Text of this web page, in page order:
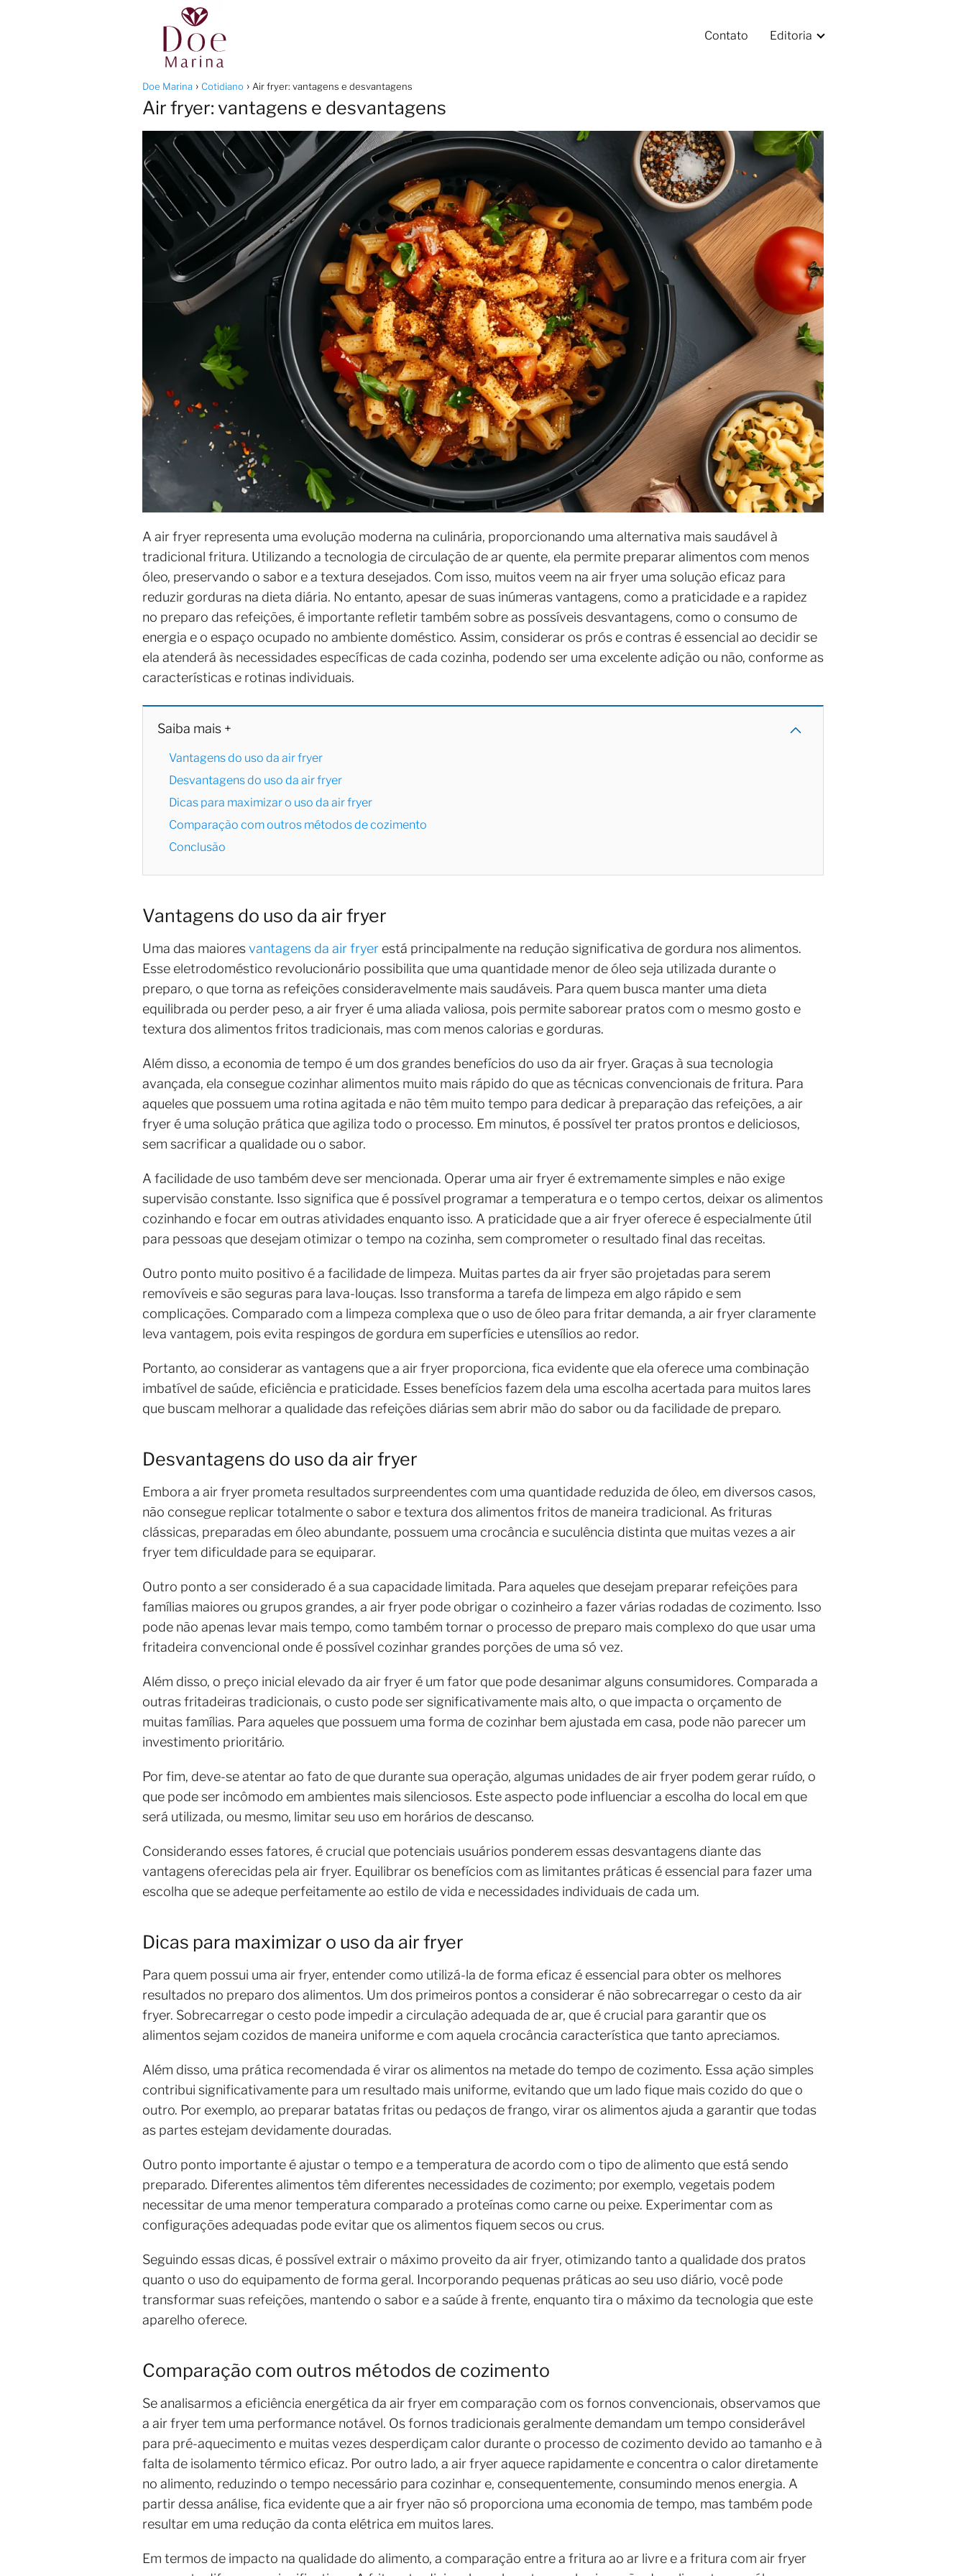
Contato Editoria
Doe Marina Cotidiano Air fryer: vantagens e desvantagens
Air fryer: vantagens e desvantagens
A air fryer representa uma evolução moderna na culinária, proporcionando uma alternativa mais saudável à
tradicional fritura. Utilizando a tecnologia de circulação de ar quente, ela permite preparar alimentos com menos
óleo, preservando o sabor e a textura desejados. Com isso, muitos veem na air fryer uma solução eficaz para
reduzir gorduras na dieta diária. No entanto, apesar de suas inúmeras vantagens, como a praticidade e a rapidez
no preparo das refeições, é importante refletir também sobre as possíveis desvantagens, como o consumo de
energia e o espaço ocupado no ambiente doméstico. Assim, considerar os prós e contras é essencial ao decidir se
ela atenderá às necessidades específicas de cada cozinha, podendo ser uma excelente adição ou não, conforme as
características e rotinas individuais.
Saiba mais +
Vantagens do uso da air fryer
Desvantagens do uso da air fryer
Dicas para maximizar o uso da air fryer
Comparação com outros métodos de cozimento
Conclusão
Vantagens do uso da air fryer
Uma das maioresvantagens da air fryer está principalmente na redução significativa de gordura nos alimentos.
Esse eletrodoméstico revolucionário possibilita que uma quantidade menor de óleo seja utilizada durante o
preparo, o que torna as refeições consideravelmente mais saudáveis. Para quem busca manter uma dieta
equilibrada ou perder peso, a air fryer é uma aliada valiosa, pois permite saborear pratos com o mesmo gosto e
textura dos alimentos fritos tradicionais, mas com menos calorias e gorduras.
Além disso, a economia de tempo é um dos grandes benefícios do uso da air fryer. Graças à sua tecnologia
avançada, ela consegue cozinhar alimentos muito mais rápido do que as técnicas convencionais de fritura. Para
aqueles que possuem uma rotina agitada e não têm muito tempo para dedicar à preparação das refeições, a air
fryer é uma solução prática que agiliza todo o processo. Em minutos, é possível ter pratos prontos e deliciosos,
sem sacrificar a qualidade ou o sabor.
A facilidade de uso também deve ser mencionada. Operar uma air fryer é extremamente simples e não exige
supervisão constante. Isso significa que é possível programar a temperatura e o tempo certos, deixar os alimentos
cozinhando e focar em outras atividades enquanto isso. A praticidade que a air fryer oferece é especialmente útil
para pessoas que desejam otimizar o tempo na cozinha, sem comprometer o resultado final das receitas.
Outro ponto muito positivo é a facilidade de limpeza. Muitas partes da air fryer são projetadas para serem
removíveis e são seguras para lava-louças. Isso transforma a tarefa de limpeza em algo rápido e sem
complicações. Comparado com a limpeza complexa que o uso de óleo para fritar demanda, a air fryer claramente
leva vantagem, pois evita respingos de gordura em superfícies e utensílios ao redor.
Portanto, ao considerar as vantagens que a air fryer proporciona, fica evidente que ela oferece uma combinação
imbatível de saúde, eficiência e praticidade. Esses benefícios fazem dela uma escolha acertada para muitos lares
que buscam melhorar a qualidade das refeições diárias sem abrir mão do sabor ou da facilidade de preparo.
Desvantagens do uso da air fryer
Embora a air fryer prometa resultados surpreendentes com uma quantidade reduzida de óleo, em diversos casos,
não consegue replicar totalmente o sabor e textura dos alimentos fritos de maneira tradicional. As frituras
clássicas, preparadas em óleo abundante, possuem uma crocância e suculência distinta que muitas vezes a air
fryer tem dificuldade para se equiparar.
Outro ponto a ser considerado é a sua capacidade limitada. Para aqueles que desejam preparar refeições para
famílias maiores ou grupos grandes, a air fryer pode obrigar o cozinheiro a fazer várias rodadas de cozimento. Isso
pode não apenas levar mais tempo, como também tornar o processo de preparo mais complexo do que usar uma
fritadeira convencional onde é possível cozinhar grandes porções de uma só vez.
Além disso, o preço inicial elevado da air fryer é um fator que pode desanimar alguns consumidores. Comparada a
outras fritadeiras tradicionais, o custo pode ser significativamente mais alto, o que impacta o orçamento de
muitas famílias. Para aqueles que possuem uma forma de cozinhar bem ajustada em casa, pode não parecer um
investimento prioritário.
Por fim, deve-se atentar ao fato de que durante sua operação, algumas unidades de air fryer podem gerar ruído, o
que pode ser incômodo em ambientes mais silenciosos. Este aspecto pode influenciar a escolha do local em que
será utilizada, ou mesmo, limitar seu uso em horários de descanso.
Considerando esses fatores, é crucial que potenciais usuários ponderem essas desvantagens diante das
vantagens oferecidas pela air fryer. Equilibrar os benefícios com as limitantes práticas é essencial para fazer uma
escolha que se adeque perfeitamente ao estilo de vida e necessidades individuais de cada um.
Dicas para maximizar o uso da air fryer
Para quem possui uma air fryer, entender como utilizá-la de forma eficaz é essencial para obter os melhores
resultados no preparo dos alimentos. Um dos primeiros pontos a considerar é não sobrecarregar o cesto da air
fryer. Sobrecarregar o cesto pode impedir a circulação adequada de ar, que é crucial para garantir que os
alimentos sejam cozidos de maneira uniforme e com aquela crocância característica que tanto apreciamos.
Além disso, uma prática recomendada é virar os alimentos na metade do tempo de cozimento. Essa ação simples
contribui significativamente para um resultado mais uniforme, evitando que um lado fique mais cozido do que o
outro. Por exemplo, ao preparar batatas fritas ou pedaços de frango, virar os alimentos ajuda a garantir que todas
as partes estejam devidamente douradas.
Outro ponto importante é ajustar o tempo e a temperatura de acordo com o tipo de alimento que está sendo
preparado. Diferentes alimentos têm diferentes necessidades de cozimento; por exemplo, vegetais podem
necessitar de uma menor temperatura comparado a proteínas como carne ou peixe. Experimentar com as
configurações adequadas pode evitar que os alimentos fiquem secos ou crus.
Seguindo essas dicas, é possível extrair o máximo proveito da air fryer, otimizando tanto a qualidade dos pratos
quanto o uso do equipamento de forma geral. Incorporando pequenas práticas ao seu uso diário, você pode
transformar suas refeições, mantendo o sabor e a saúde à frente, enquanto tira o máximo da tecnologia que este
aparelho oferece.
Comparação com outros métodos de cozimento
Se analisarmos a eficiência energética da air fryer em comparação com os fornos convencionais, observamos que
a air fryer tem uma performance notável. Os fornos tradicionais geralmente demandam um tempo considerável
para pré-aquecimento e muitas vezes desperdiçam calor durante o processo de cozimento devido ao tamanho e à
falta de isolamento térmico eficaz. Por outro lado, a air fryer aquece rapidamente e concentra o calor diretamente
no alimento, reduzindo o tempo necessário para cozinhar e, consequentemente, consumindo menos energia. A
partir dessa análise, fica evidente que a air fryer não só proporciona uma economia de tempo, mas também pode
resultar em uma redução da conta elétrica em muitos lares.
Em termos de impacto na qualidade do alimento, a comparação entre a fritura ao ar livre e a fritura com air fryer